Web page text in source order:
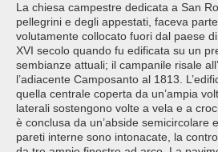
La chiesa campestre dedicata a San
pellegrini e degli appestati, faceva
volutamente collocato fuori dal paese
XVI secolo quando fu edificata su un
sembianze attuali; il campanile risale
l’adiacente Camposanto al 1813.
quella centrale coperta da un’ampia
laterali sostengono volte a vela e a
è conclusa da un’abside semicircolare
pareti interne sono intonacate, la